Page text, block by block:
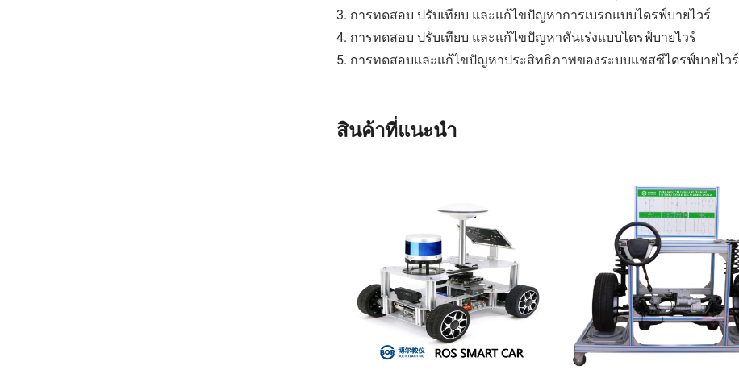
3. การทดสอบ ปรับเทียบ และแก้ไขปัญหาการเบรกแบบไดรฟ์บายไวร์
4. การทดสอบ ปรับเทียบ และแก้ไขปัญหาคันเร่งแบบไดรฟ์บายไวร์
5. การทดสอบและแก้ไขปัญหาประสิทธิภาพของระบบแชสซีไดรฟ์บายไวร์
สินค้าที่แนะนำ